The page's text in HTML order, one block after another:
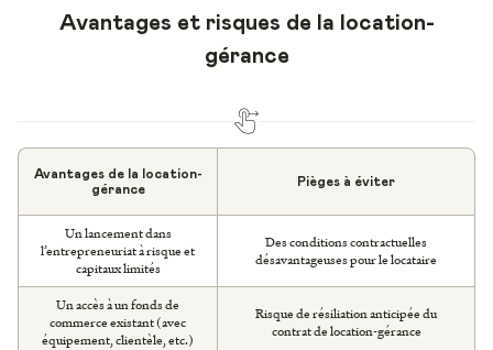
Avantages et risques de la location-
gérance
Avantages de la location-
gérance
Pièges à éviter
Un lancement dans
l’entrepreneuriat à risque et
capitaux limités
Des conditions contractuelles
désavantageuses pour le locataire
Un accès à un fonds de
commerce existant (avec
équipement, clientèle, etc.)
Risque de résiliation anticipée du
contrat de location-gérance